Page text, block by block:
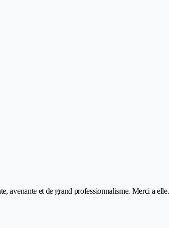
avenante et de grand professionnalisme. Merci a